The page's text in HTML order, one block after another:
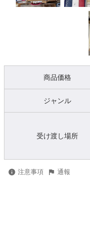
商品価格
ジャンル
受け渡し場所
注意事項 通報